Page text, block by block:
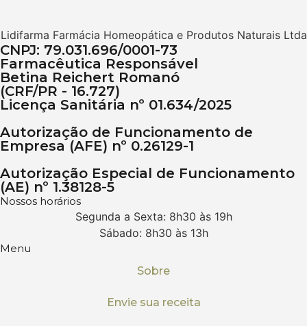
Lidifarma Farmácia Homeopática e Produtos Naturais Ltda
CNPJ: 79.031.696/0001-73
Farmacêutica Responsável
Betina Reichert Romanó
(CRF/PR - 16.727)
Licença Sanitária nº 01.634/2025
Autorização de Funcionamento de
Empresa (AFE) nº 0.26129-1
Autorização Especial de Funcionamento
(AE) nº 1.38128-5
Nossos horários
Segunda a Sexta: 8h30 às 19h
Sábado: 8h30 às 13h
Menu
Sobre
Envie sua receita